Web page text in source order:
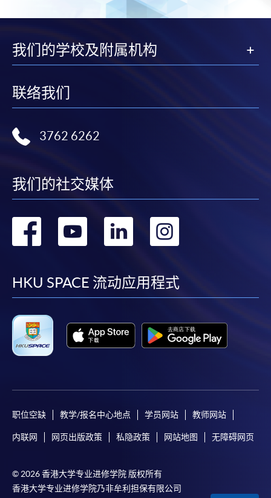
我们的学校及附属机构
联络我们
3762 6262
我们的社交媒体
转
facebook
转
youtube
转
linkedin
转
HKU SPACE 流动应用程式
职位空缺 教学/报名中心地点 学员网站 教师网站
内联网 网页出版政策 私隐政策 网站地图 无障碍网页
© 2026 香港大学专业进修学院 版权所有
香港大学专业进修学院乃非牟利担保有限公司